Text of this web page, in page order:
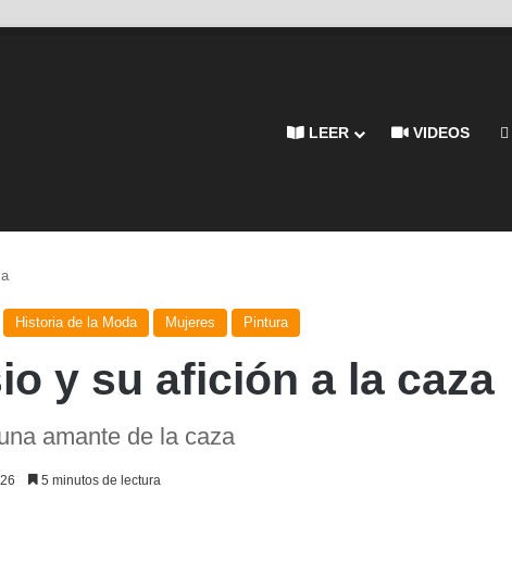
LEER VIDEOS
Historia de la Moda Mujeres Pintura
y su afición a la caza
amante de la caza
5 minutos de lectura